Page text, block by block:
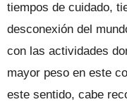
tiempos de cuidado,
desconexión del
con las actividades
mayor peso en este
este sentido, cabe